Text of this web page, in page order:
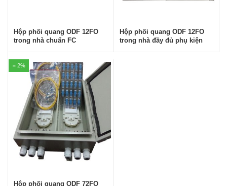
Hộp phối quang ODF 12FO
trong nhà chuẩn FC
Hộp phối quang ODF 12FO
trong nhà đầy đủ phụ kiện
2%
Hộp phối quang ODF 72FO